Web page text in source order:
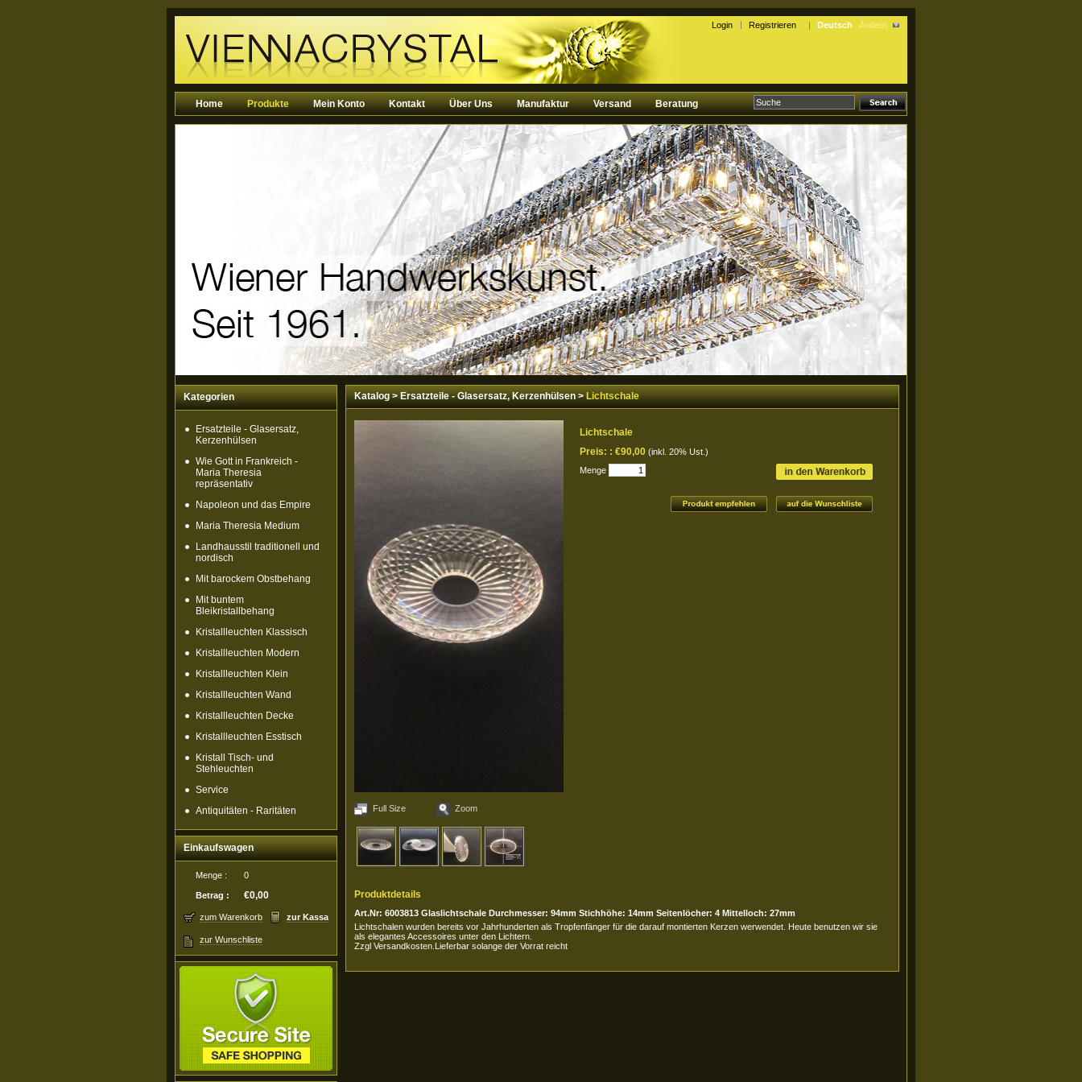
Deutsch Ändern
Login Registrieren
Home Produkte Mein Konto Kontakt Über Uns Manufaktur Versand Beratung
Kategorien
Ersatzteile - Glasersatz,
Kerzenhülsen
Wie Gott in Frankreich -
Maria Theresia
repräsentativ
Napoleon und das Empire
Maria Theresia Medium
Landhausstil traditionell und
nordisch
Mit barockem Obstbehang
Mit buntem
Bleikristallbehang
Kristallleuchten Klassisch
Kristallleuchten Modern
Kristallleuchten Klein
Kristallleuchten Wand
Kristallleuchten Decke
Kristallleuchten Esstisch
Kristall Tisch- und
Stehleuchten
Service
Antiquitäten - Raritäten
Einkaufswagen
Menge : 0
Betrag : €0,00
zum Warenkorb zur Kassa
zur Wunschliste
Katalog>Ersatzteile - Glasersatz, Kerzenhülsen>Lichtschale
Full Size Zoom
Lichtschale
Preis: : €90,00 (inkl. 20% Ust.)
Menge
Produktdetails
Art.Nr: 6003813 Glaslichtschale Durchmesser: 94mm Stichhöhe: 14mm Seitenlöcher: 4 Mittelloch: 27mm
Lichtschalen wurden bereits vor Jahrhunderten als Tropfenfänger für die darauf montierten Kerzen werwendet. Heute benutzen wir sie
als elegantes Accessoires unter den Lichtern.
Zzgl Versandkosten.Lieferbar solange der Vorrat reicht